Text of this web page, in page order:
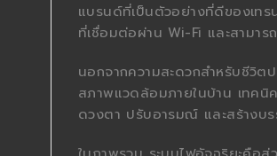
แบรนด์ที่เป็นตัวอย่างที่ดีของเท
ที่เชื่อมต่อผ่าน Wi-Fi และสามา
นอกจากความสะดวกสำหรับชีวิต
สภาพแวดล้อมภายในบ้าน เทคนิ
ดวงตา ปรับอารมณ์ และสร้างบร